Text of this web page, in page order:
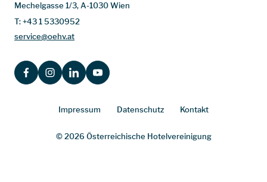
Mechelgasse 1/3, A-1030 Wien
T:+43 1 5330952
service@oehv.at
FACEBOOKINSTAGRAMLINKEDINYOUTUBE
Impressum Datenschutz Kontakt
© 2026 Österreichische Hotelvereinigung